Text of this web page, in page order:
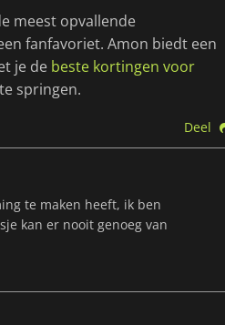
meest opvallende
fanfavoriet. Amon biedt een
je de beste kortingen voor
springen.
Deel
te maken heeft, ik ben
kan er nooit genoeg van